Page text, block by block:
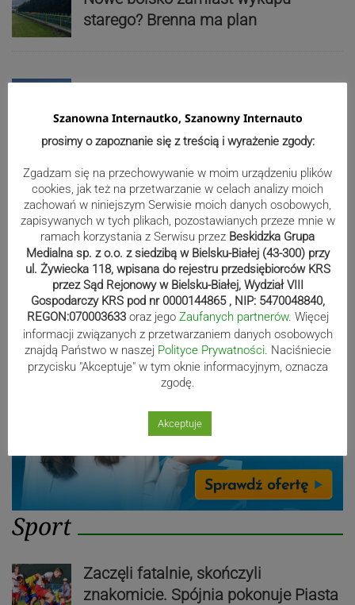
starego? Brenna ma plan
Powstaną też parki kieszonkowe
Książki na wyciągnięcie ręki
Reklama
Sport
Zaczęli fatalnie, skończyli
znakomicie. Spójnia pokonuje Piasta
Szanowna Internautko, Szanowny Internauto
prosimy o zapoznanie się z treścią i wyrażenie zgody:
Zgadzam się na przechowywanie w moim urządzeniu plików
cookies, jak też na przetwarzanie w celach analizy moich
zachowań w niniejszym Serwisie moich danych osobowych,
zapisywanych w tych plikach, pozostawianych przeze mnie w
ramach korzystania z Serwisu przez Beskidzka Grupa
Medialna sp. z o.o. z siedzibą w Bielsku-Białej (43-300) przy
ul. Żywiecka 118, wpisana do rejestru przedsiębiorców KRS
przez Sąd Rejonowy w Bielsku-Białej, Wydział VIII
Gospodarczy KRS pod nr 0000144865 , NIP: 5470048840,
REGON:070003633 oraz jego Zaufanych partnerów. Więcej
informacji związanych z przetwarzaniem danych osobowych
znajdą Państwo w naszej Polityce Prywatności. Naciśniecie
przycisku "Akceptuje" w tym oknie informacyjnym, oznacza
zgodę.
Akceptuje